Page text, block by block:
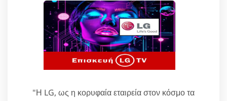
"Η LG, ως η κορυφαία εταιρεία στον κόσμο τα